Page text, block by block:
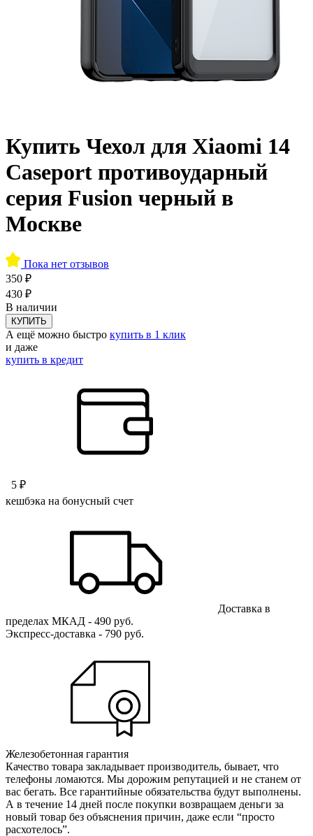
Купить Чехол для Xiaomi 14
Caseport противоударный
серия Fusion черный в
Москве
Пока нет отзывов
350 ₽
430 ₽
В наличии
КУПИТЬ
А ещё можно быстро купить в 1 клик
и даже
купить в кредит
5 ₽
кешбэка на бонусный счет
Доставка в
пределах МКАД - 490 руб.
Экспресс-доставка - 790 руб.
Железобетонная гарантия
Качество товара закладывает производитель, бывает, что
телефоны ломаются. Мы дорожим репутацией и не станем от
вас бегать. Все гарантийные обязательства будут выполнены.
А в течение 14 дней после покупки возвращаем деньги за
новый товар без объяснения причин, даже если “просто
расхотелось”.